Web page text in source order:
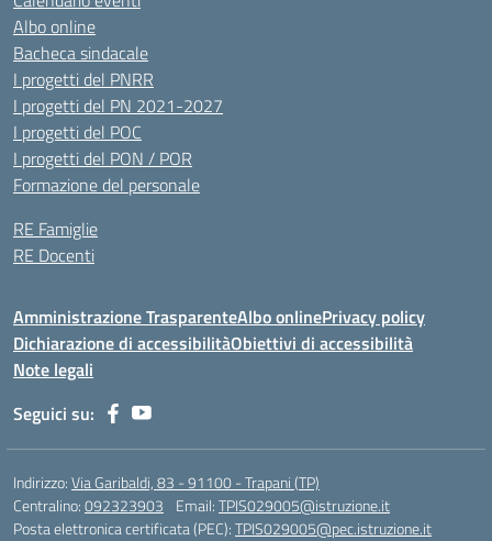
Albo online
Bacheca sindacale
I progetti del PNRR
I progetti del PN 2021-2027
I progetti del POC
I progetti del PON / POR
Formazione del personale
RE Famiglie
RE Docenti
Amministrazione TrasparenteAlbo onlinePrivacy policy
Dichiarazione di accessibilitàObiettivi di accessibilità
Note legali
Seguici su:
Indirizzo:Via Garibaldi, 83 - 91100 - Trapani (TP)
Centralino:092323903 Email:TPIS029005@istruzione.it
Posta elettronica certificata (PEC):TPIS029005@pec.istruzione.it